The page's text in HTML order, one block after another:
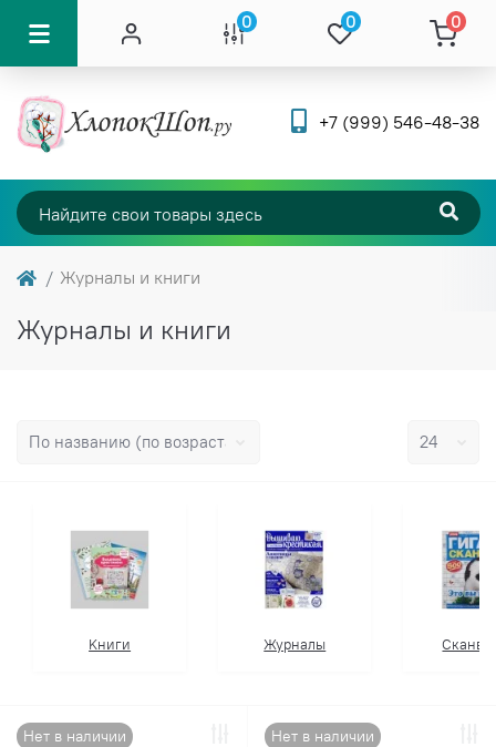
0 0 0
+7 (999) 546-48-38
Журналы и книги
Журналы и книги
Kниги Журналы
Нет в наличии Нет в наличии